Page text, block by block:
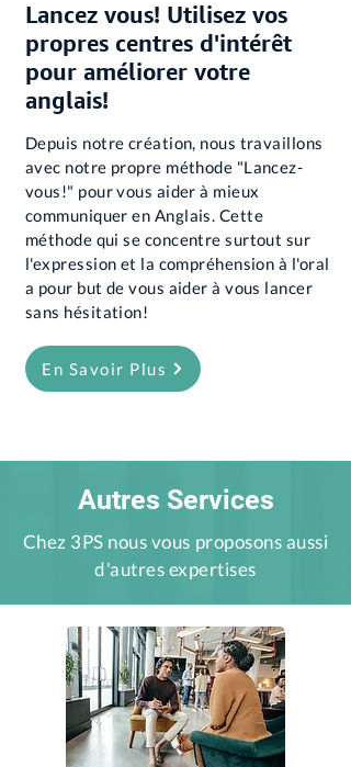
Lancez vous! Utilisez vos
propres centres d'intérêt
pour améliorer votre
anglais!
Depuis notre création, nous travaillons
avec notre propre méthode "Lancez-
vous!" pour vous aider à mieux
communiquer en Anglais. Cette
méthode qui se concentre surtout sur
l'expression et la compréhension à l'oral
a pour but de vous aider à vous lancer
sans hésitation!
En Savoir Plus
Autres Services
Chez 3PS nous vous proposons aussi
d'autres expertises